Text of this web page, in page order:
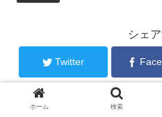
シェ
Twitter
ホーム 検索